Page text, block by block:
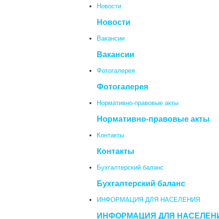
Новости
Новости
Вакансии
Вакансии
Фотогалерея
Фотогалерея
Нормативно-правовые акты
Нормативно-правовые акты
Контакты
Контакты
Бухгалтерский баланс
Бухгалтерский баланс
ИНФОРМАЦИЯ ДЛЯ НАСЕЛЕНИЯ
ИНФОРМАЦИЯ ДЛЯ